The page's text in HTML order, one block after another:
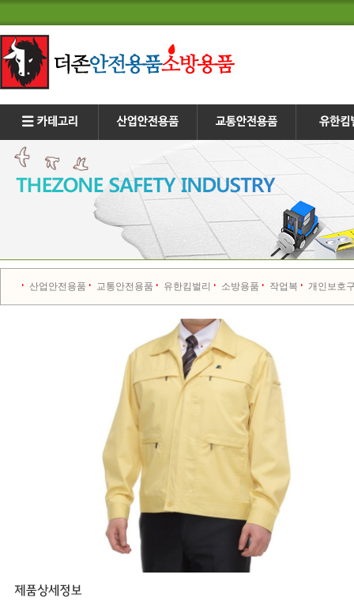
산업안전용품 교통안전용품 유한킴벌리 소방용품 작업복 개인보호